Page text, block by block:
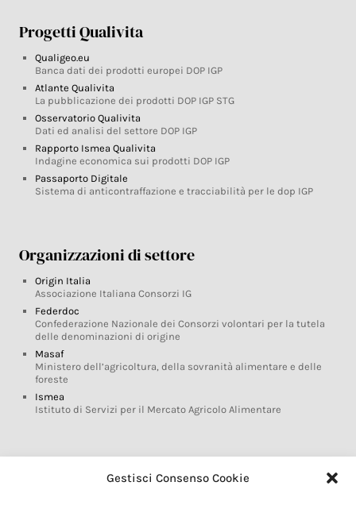
Gestisci Consenso Cookie
Progetti Qualivita
Qualigeo.eu
Banca dati dei prodotti europei DOP IGP
Atlante Qualivita
La pubblicazione dei prodotti DOP IGP STG
Osservatorio Qualivita
Dati ed analisi del settore DOP IGP
Rapporto Ismea Qualivita
Indagine economica sui prodotti DOP IGP
Passaporto Digitale
Sistema di anticontraffazione e tracciabilità per le dop IGP
Organizzazioni di settore
Origin Italia
Associazione Italiana Consorzi IG
Federdoc
Confederazione Nazionale dei Consorzi volontari per la tutela
delle denominazioni di origine
Masaf
Ministero dell’agricoltura, della sovranità alimentare e delle
foreste
Ismea
Istituto di Servizi per il Mercato Agricolo Alimentare
Glossario DOP IGP